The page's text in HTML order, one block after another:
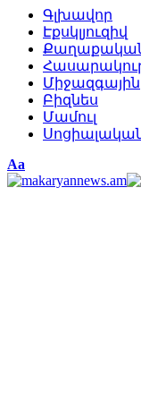
Գլխավոր
Էքսկլյուզիվ
Միջազգային
Բիզնես
Մամուլ
Изменение
размера
Аа